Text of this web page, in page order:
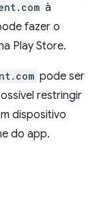
à
fazer o
Play Store.
pode ser
restringir
dispositivo
do app.